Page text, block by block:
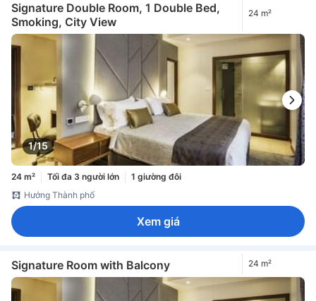
Signature Double Room, 1 Double Bed,
Smoking, City View
24 m²
1/15
24 m² Tối đa 3 người lớn
1 giường đôi
Hướng Thành phố
Xem giá
Signature Room with Balcony 24 m²